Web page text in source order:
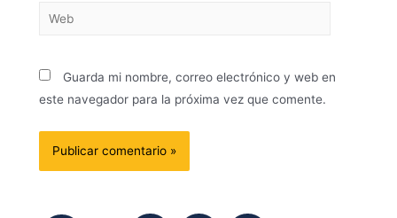
Guarda mi nombre, correo electrónico y web en
este navegador para la próxima vez que comente.